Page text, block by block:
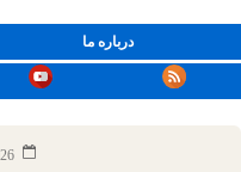
درباره ما